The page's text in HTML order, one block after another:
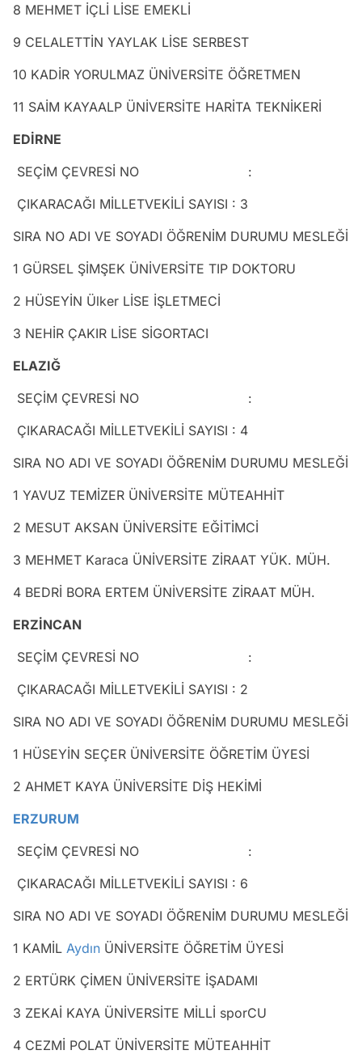
8 MEHMET İÇLİ LİSE EMEKLİ
9 CELALETTİN YAYLAK LİSE SERBEST
10 KADİR YORULMAZ ÜNİVERSİTE ÖĞRETMEN
11 SAİM KAYAALP ÜNİVERSİTE HARİTA TEKNİKERİ
EDİRNE
SEÇİM ÇEVRESİ NO :
ÇIKARACAĞI MİLLETVEKİLİ SAYISI : 3
SIRA NO ADI VE SOYADI ÖĞRENİM DURUMU MESLEĞİ
1 GÜRSEL ŞİMŞEK ÜNİVERSİTE TIP DOKTORU
2 HÜSEYİN Ülker LİSE İŞLETMECİ
3 NEHİR ÇAKIR LİSE SİGORTACI
ELAZIĞ
SEÇİM ÇEVRESİ NO :
ÇIKARACAĞI MİLLETVEKİLİ SAYISI : 4
SIRA NO ADI VE SOYADI ÖĞRENİM DURUMU MESLEĞİ
1 YAVUZ TEMİZER ÜNİVERSİTE MÜTEAHHİT
2 MESUT AKSAN ÜNİVERSİTE EĞİTİMCİ
3 MEHMET Karaca ÜNİVERSİTE ZİRAAT YÜK. MÜH.
4 BEDRİ BORA ERTEM ÜNİVERSİTE ZİRAAT MÜH.
ERZİNCAN
SEÇİM ÇEVRESİ NO :
ÇIKARACAĞI MİLLETVEKİLİ SAYISI : 2
SIRA NO ADI VE SOYADI ÖĞRENİM DURUMU MESLEĞİ
1 HÜSEYİN SEÇER ÜNİVERSİTE ÖĞRETİM ÜYESİ
2 AHMET KAYA ÜNİVERSİTE DİŞ HEKİMİ
ERZURUM
SEÇİM ÇEVRESİ NO :
ÇIKARACAĞI MİLLETVEKİLİ SAYISI : 6
SIRA NO ADI VE SOYADI ÖĞRENİM DURUMU MESLEĞİ
1 KAMİL Aydın ÜNİVERSİTE ÖĞRETİM ÜYESİ
2 ERTÜRK ÇİMEN ÜNİVERSİTE İŞADAMI
3 ZEKAİ KAYA ÜNİVERSİTE MİLLİ sporCU
4 CEZMİ POLAT ÜNİVERSİTE MÜTEAHHİT